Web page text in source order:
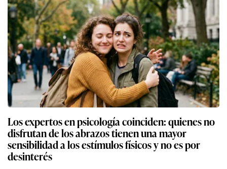
Los expertos en psicología coinciden: quienes no
disfrutan de los abrazos tienen una mayor
sensibilidad a los estímulos físicos y no es por
desinterés